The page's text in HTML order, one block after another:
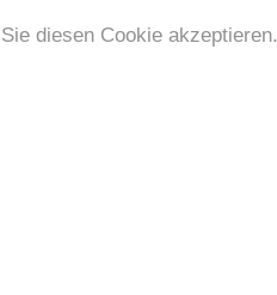
diesen Cookie akzeptieren.